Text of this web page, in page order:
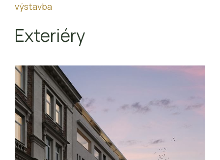
výstavba
Exteriéry